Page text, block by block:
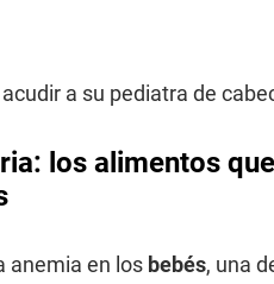
a su pediatra de
los alimentos
anemia en los bebés, una